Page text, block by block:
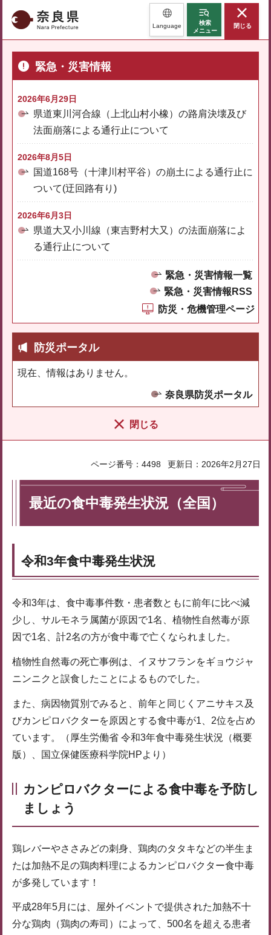
奈良県 Language
検索
メニュー
閉じる
緊急・災害情報
2026年6月29日
県道東川河合線（上北山村小橡）の路肩決壊及び
法面崩落による通行止について
2026年8月5日
国道168号（十津川村平谷）の崩土による通行止に
ついて(迂回路有り)
2026年6月3日
県道大又小川線（東吉野村大又）の法面崩落によ
る通行止について
緊急・災害情報一覧
緊急・災害情報RSS
防災・危機管理ページ
防災ポータル
現在、情報はありません。
奈良県防災ポータル
閉じる
ページ番号：4498 更新日：2026年2月27日
最近の食中毒発生状況（全国）
令和3年食中毒発生状況
令和3年は、食中毒事件数・患者数ともに前年に比べ減
少し、サルモネラ属菌が原因で1名、植物性自然毒が原
因で1名、計2名の方が食中毒で亡くなられました。
植物性自然毒の死亡事例は、イヌサフランをギョウジャ
ニンニクと誤食したことによるものでした。
また、病因物質別でみると、前年と同じくアニサキス及
びカンピロバクターを原因とする食中毒が1、2位を占め
ています。（厚生労働省 令和3年食中毒発生状況（概要
版）、国立保健医療科学院HPより）
カンピロバクターによる食中毒を予防し
ましょう
鶏レバーやささみどの刺身、鶏肉のタタキなどの半生ま
たは加熱不足の鶏肉料理によるカンピロバクター食中毒
が多発しています！
平成28年5月には、屋外イベントで提供された加熱不十
分な鶏肉（鶏肉の寿司）によって、500名を超える患者